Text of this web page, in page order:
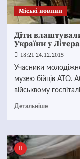
Mіські новини
Діти
України у
18:21 24.12.2015
Учасники
музею бійців АТО.
військвому
Детальніше